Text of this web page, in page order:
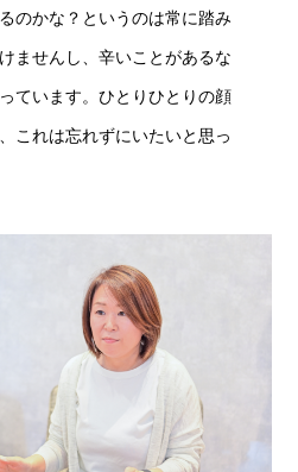
のかな？というのは常に踏み
ませんし、辛いことがあるな
ています。ひとりひとりの顔
これは忘れずにいたいと思っ